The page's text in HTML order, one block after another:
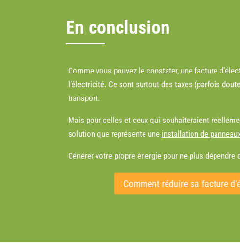
En conclusion
Comme vous pouvez le constater, une facture
l’électricité. Ce sont surtout des taxes (parfois
transport.
Mais pour celles et ceux qui souhaiteraient
solution que représente une installation de
Générer votre propre énergie pour ne plus dépendre
Comment réduire sa facture